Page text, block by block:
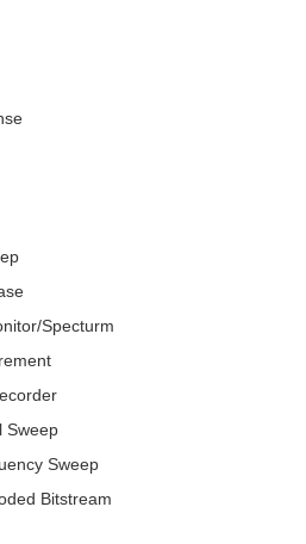
Specturm
Sweep
Sweep
Bitstream